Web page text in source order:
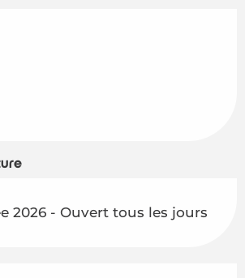
2026 - Ouvert tous les jours